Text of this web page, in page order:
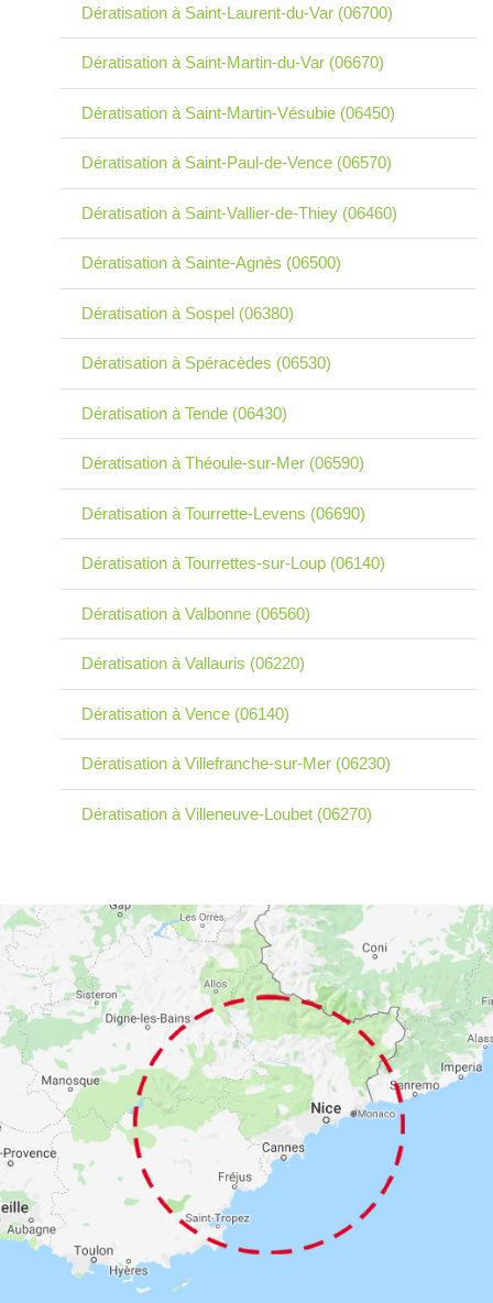
Dératisation à Saint-Laurent-du-Var (06700)
Dératisation à Saint-Martin-du-Var (06670)
Dératisation à Saint-Martin-Vésubie (06450)
Dératisation à Saint-Paul-de-Vence (06570)
Dératisation à Saint-Vallier-de-Thiey (06460)
Dératisation à Sainte-Agnès (06500)
Dératisation à Sospel (06380)
Dératisation à Spéracèdes (06530)
Dératisation à Tende (06430)
Dératisation à Théoule-sur-Mer (06590)
Dératisation à Tourrette-Levens (06690)
Dératisation à Tourrettes-sur-Loup (06140)
Dératisation à Valbonne (06560)
Dératisation à Vallauris (06220)
Dératisation à Vence (06140)
Dératisation à Villefranche-sur-Mer (06230)
Dératisation à Villeneuve-Loubet (06270)